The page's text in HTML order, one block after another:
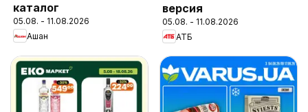
каталог
05.08. - 11.08.2026
Ашан
версия
05.08. - 11.08.2026
АТБ